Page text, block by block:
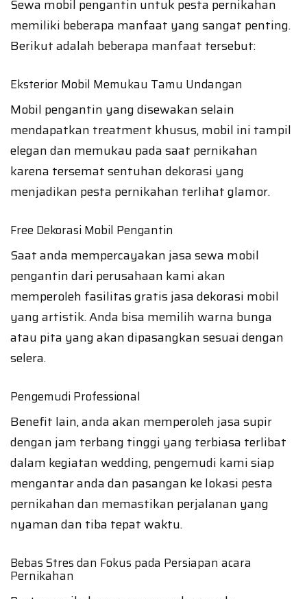
Sewa mobil pengantin untuk pesta pernikahan
memiliki beberapa manfaat yang sangat penting.
Berikut adalah beberapa manfaat tersebut:
Eksterior Mobil Memukau Tamu Undangan
Mobil pengantin yang disewakan selain
mendapatkan treatment khusus, mobil ini tampil
elegan dan memukau pada saat pernikahan
karena tersemat sentuhan dekorasi yang
menjadikan pesta pernikahan terlihat glamor.
Free Dekorasi Mobil Pengantin
Saat anda mempercayakan jasa sewa mobil
pengantin dari perusahaan kami akan
memperoleh fasilitas gratis jasa dekorasi mobil
yang artistik. Anda bisa memilih warna bunga
atau pita yang akan dipasangkan sesuai dengan
selera.
Pengemudi Professional
Benefit lain, anda akan memperoleh jasa supir
dengan jam terbang tinggi yang terbiasa terlibat
dalam kegiatan wedding, pengemudi kami siap
mengantar anda dan pasangan ke lokasi pesta
pernikahan dan memastikan perjalanan yang
nyaman dan tiba tepat waktu.
Bebas Stres dan Fokus pada Persiapan acara
Pernikahan